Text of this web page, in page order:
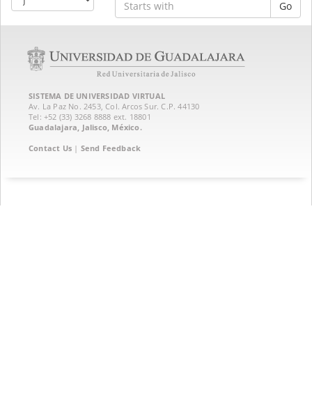
Go
SISTEMA DE UNIVERSIDAD VIRTUAL
Av. La Paz No. 2453, Col. Arcos Sur. C.P. 44130
Tel: +52 (33) 3268 8888‏ ext. 18801
Guadalajara, Jalisco, México.
Contact Us | Send Feedback